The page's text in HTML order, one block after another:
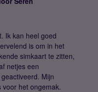
Ik kan heel goed
is om in het
simkaart te zitten,
netjes een
Mijn
het ongemak.